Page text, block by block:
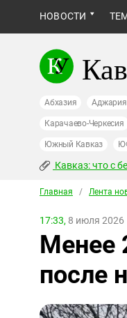
НОВОСТИ
Абхазия Аджария
Карачаево-Черкесия
Южный Кавказ
Кавказ: что с
Главная / Лента
17:33, 8 июля 2026
Менее
после